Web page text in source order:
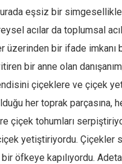
eşsiz bir
acılar da toplumsal
üzerinden bir ifade imkanı
bir anne olan danışanım,
çiçeklere ve çiçek
her toprak parçasına,
çiçek tohumları
yetiştiriyordu. Çiçekler
öfkeye kapılıyordu. Adeta